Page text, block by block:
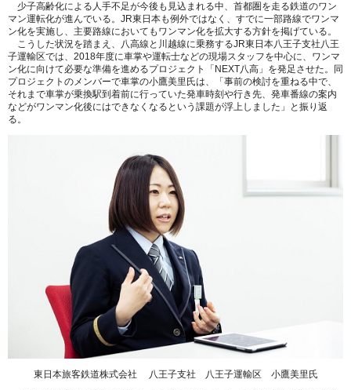
少子高齢化による人手不足が今後も見込まれる中、首都圏を走る鉄道のワン
マン運転化が進んでいる。JR東日本も例外ではなく、すでに一部路線でワンマ
ン化を実施し、主要路線においてもワンマン化を拡大する方針を掲げている。
こうした状況を踏まえ、八高線と川越線に乗務するJR東日本八王子支社八王
子運輸区では、2018年度に車掌や運転士などの現場スタッフを中心に、ワンマ
ン化に向けて必要な準備を進めるプロジェクト「NEXT八高」を発足させた。同
プロジェクトのメンバーで車掌の小鷹美里氏は、「事前の検討を重ねる中で、
それまで車掌が乗換駅到着前に行っていた発車時刻や行き先、発車番線の案内
などがワンマン化後にはできなくなるという課題が浮上しました」と振り返
る。
東日本旅客鉄道株式会社 八王子支社 八王子運輸区 小鷹美里氏